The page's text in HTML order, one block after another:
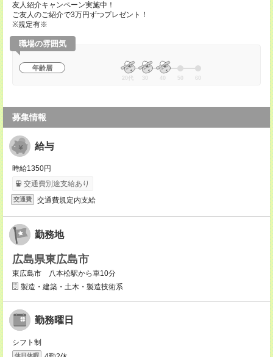
友人紹介キャンペーン実施中！
ご友人のご紹介で3万円ずつプレゼント！
※規定有※
職場の雰囲気
年齢層
20代 30 40 50 60
募集情報
給与
時給1350円
交通費別途支給あり
交通費 交通費規定内支給
勤務地
広島県東広島市
東広島市 八本松駅から車10分
製造・建築・土木・製造技術系
勤務曜日
シフト制
休日休暇